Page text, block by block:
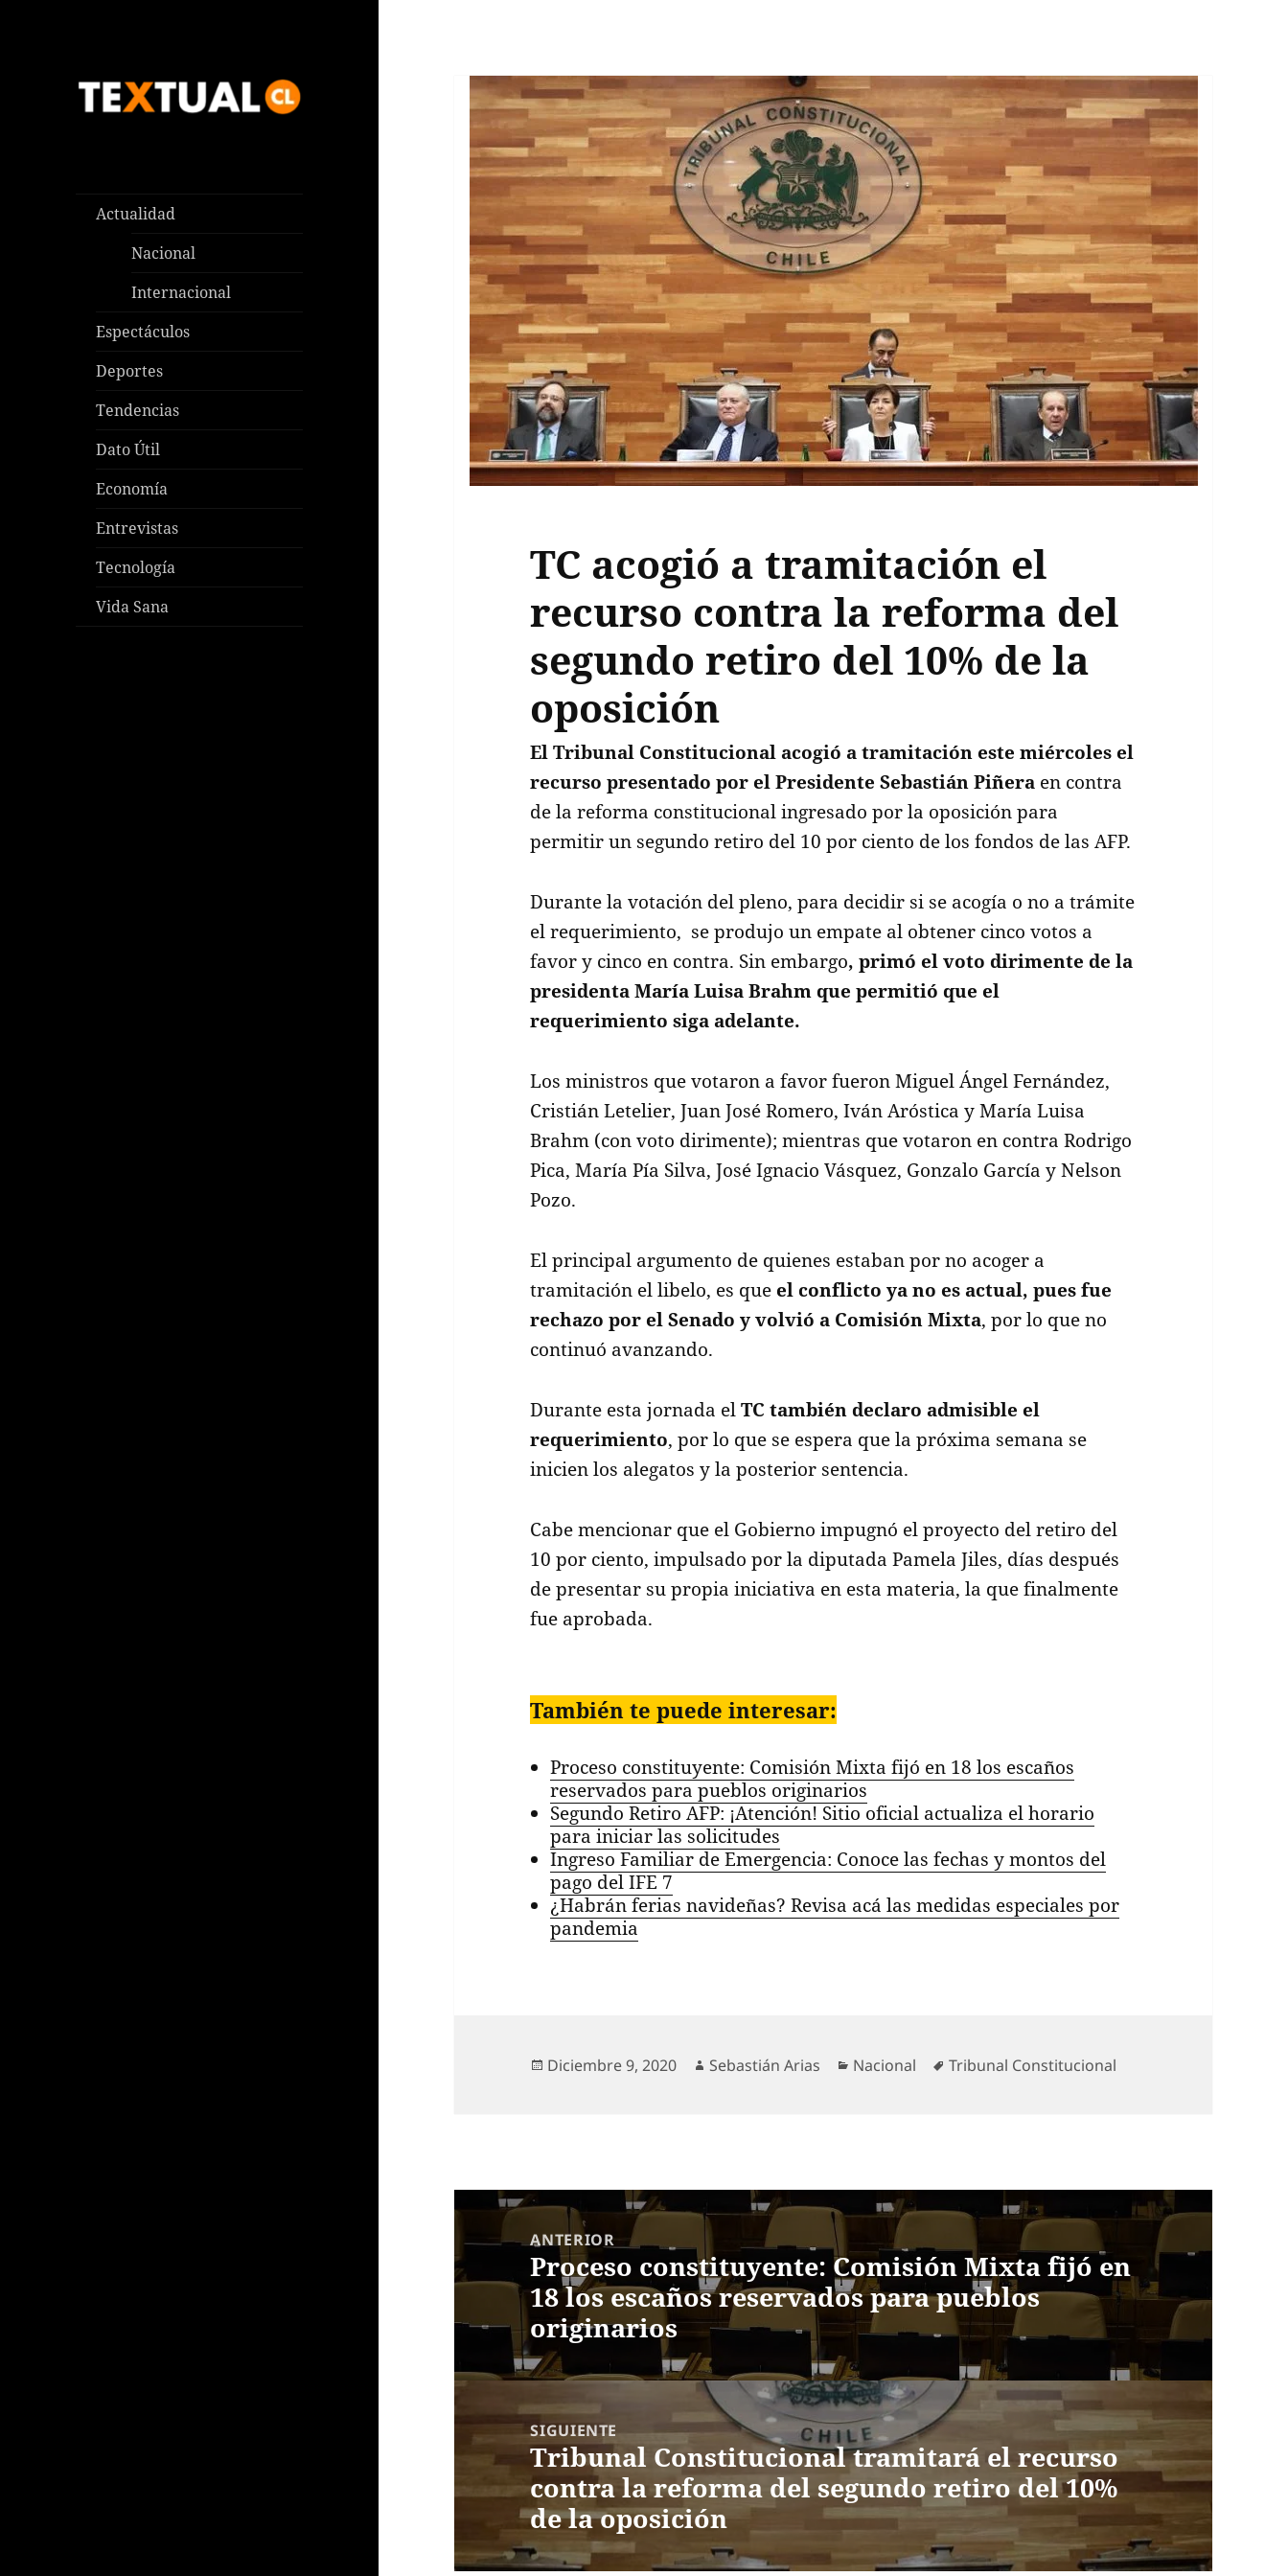
Actualidad
Nacional
Internacional
Espectáculos
Deportes
Tendencias
Dato Útil
Economía
Entrevistas
Tecnología
Vida Sana
TC acogió a tramitación el
recurso contra la reforma del
segundo retiro del 10% de la
oposición
El Tribunal Constitucional acogió a tramitación este miércoles el
recurso presentado por el Presidente Sebastián Piñera en contra
de la reforma constitucional ingresado por la oposición para
permitir un segundo retiro del 10 por ciento de los fondos de las AFP.
Durante la votación del pleno, para decidir si se acogía o no a trámite
el requerimiento, se produjo un empate al obtener cinco votos a
favor y cinco en contra. Sin embargo, primó el voto dirimente de la
presidenta María Luisa Brahm que permitió que el
requerimiento siga adelante.
Los ministros que votaron a favor fueron Miguel Ángel Fernández,
Cristián Letelier, Juan José Romero, Iván Aróstica y María Luisa
Brahm (con voto dirimente); mientras que votaron en contra Rodrigo
Pica, María Pía Silva, José Ignacio Vásquez, Gonzalo García y Nelson
Pozo.
El principal argumento de quienes estaban por no acoger a
tramitación el libelo, es que el conflicto ya no es actual, pues fue
rechazo por el Senado y volvió a Comisión Mixta, por lo que no
continuó avanzando.
Durante esta jornada elTC también declaro admisible el
requerimiento, por lo que se espera que la próxima semana se
inicien los alegatos y la posterior sentencia.
Cabe mencionar que el Gobierno impugnó el proyecto del retiro del
10 por ciento, impulsado por la diputada Pamela Jiles, días después
de presentar su propia iniciativa en esta materia, la que finalmente
fue aprobada.
También te puede interesar:
Proceso constituyente: Comisión Mixta fijó en 18 los escaños
reservados para pueblos originarios
Segundo Retiro AFP: ¡Atención! Sitio oficial actualiza el horario
para iniciar las solicitudes
Ingreso Familiar de Emergencia: Conoce las fechas y montos del
pago del IFE 7
¿Habrán ferias navideñas? Revisa acá las medidas especiales por
pandemia
Publicado
Diciembre 9, 2020 Autor
Sebastián Arias Categorías
Nacional Etiquetas
Tribunal Constitucional
Navegación
entradas
ANTERIOR
Entrada
anterior:
Proceso constituyente: Comisión Mixta fijó en
18 los escaños reservados para pueblos
originarios
SIGUIENTE
Entrada
siguiente:
Tribunal Constitucional tramitará el recurso
contra la reforma del segundo retiro del 10%
de la oposición